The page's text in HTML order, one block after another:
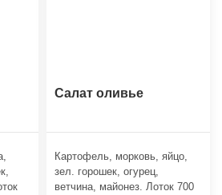
Салат оливье
Картофель, морковь, яйцо,
зел. горошек, огурец,
ветчина, майонез. Лоток 700